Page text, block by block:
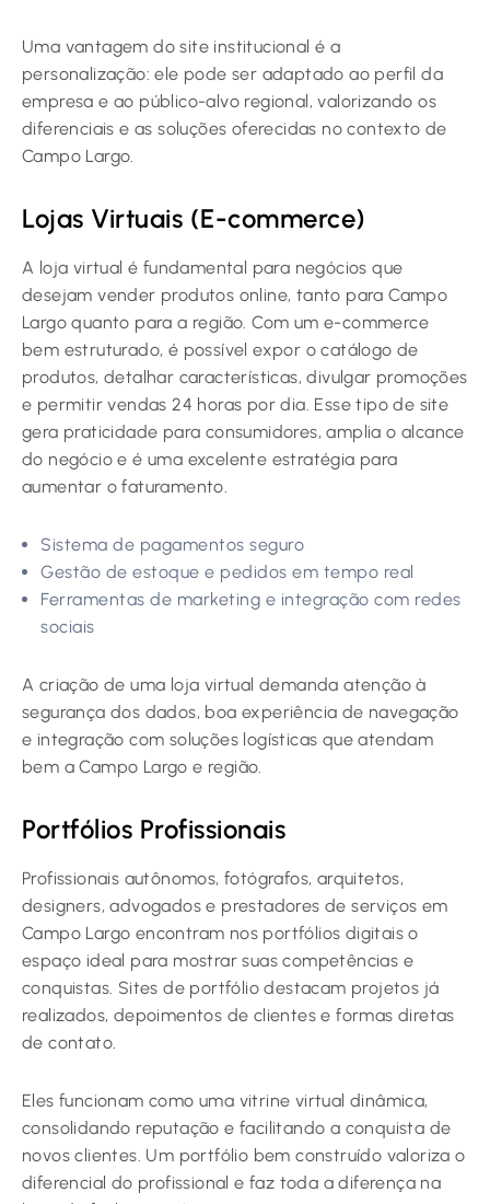
Uma vantagem do site institucional é a
personalização: ele pode ser adaptado ao perfil da
empresa e ao público-alvo regional, valorizando os
diferenciais e as soluções oferecidas no contexto de
Campo Largo.
Lojas Virtuais (E-commerce)
A loja virtual é fundamental para negócios que
desejam vender produtos online, tanto para Campo
Largo quanto para a região. Com um e-commerce
bem estruturado, é possível expor o catálogo de
produtos, detalhar características, divulgar promoções
e permitir vendas 24 horas por dia. Esse tipo de site
gera praticidade para consumidores, amplia o alcance
do negócio e é uma excelente estratégia para
aumentar o faturamento.
Sistema de pagamentos seguro
Gestão de estoque e pedidos em tempo real
Ferramentas de marketing e integração com redes
sociais
A criação de uma loja virtual demanda atenção à
segurança dos dados, boa experiência de navegação
e integração com soluções logísticas que atendam
bem a Campo Largo e região.
Portfólios Profissionais
Profissionais autônomos, fotógrafos, arquitetos,
designers, advogados e prestadores de serviços em
Campo Largo encontram nos portfólios digitais o
espaço ideal para mostrar suas competências e
conquistas. Sites de portfólio destacam projetos já
realizados, depoimentos de clientes e formas diretas
de contato.
Eles funcionam como uma vitrine virtual dinâmica,
consolidando reputação e facilitando a conquista de
novos clientes. Um portfólio bem construído valoriza o
diferencial do profissional e faz toda a diferença na